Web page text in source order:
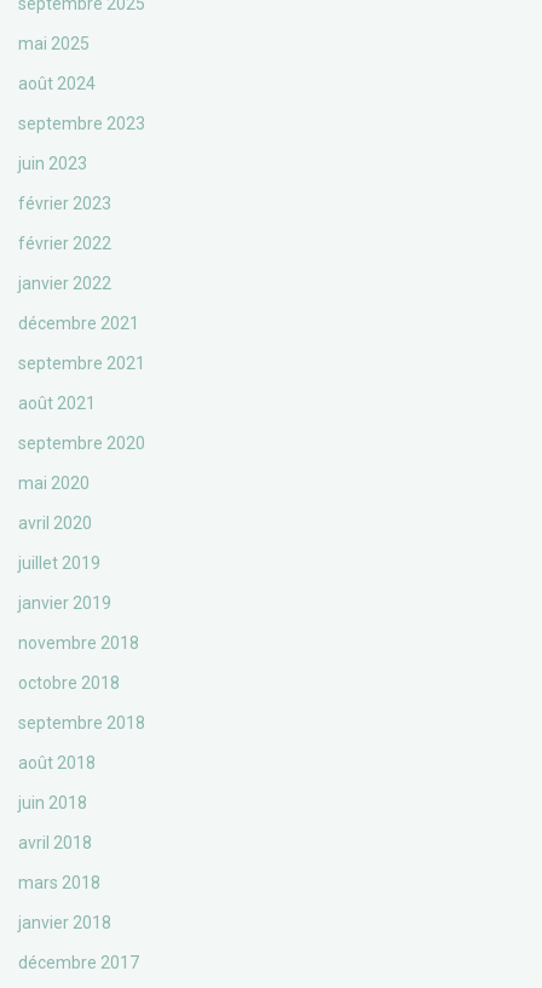
mai 2025
août 2024
septembre 2023
juin 2023
février 2023
février 2022
janvier 2022
décembre 2021
septembre 2021
août 2021
septembre 2020
mai 2020
avril 2020
juillet 2019
janvier 2019
novembre 2018
octobre 2018
septembre 2018
août 2018
juin 2018
avril 2018
mars 2018
janvier 2018
décembre 2017